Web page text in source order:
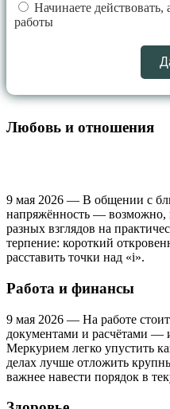
Начинаете действовать,
работы
Любовь и отношения
9 мая 2026 — В общении с
напряжённость — возможно,
разных взглядов на
терпение: короткий
расставить точки над «i».
Работа и финансы
9 мая 2026 — На работе
документами и расчётами —
Меркурием легко упустить
делах лучше отложить
важнее навести порядок в